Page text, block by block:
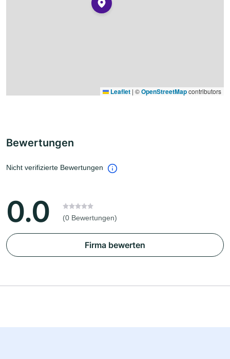
Leaflet | ©OpenStreetMapcontributors
Bewertungen
Nicht verifizierte Bewertungen
0.0 (0 Bewertungen)
Firma bewerten